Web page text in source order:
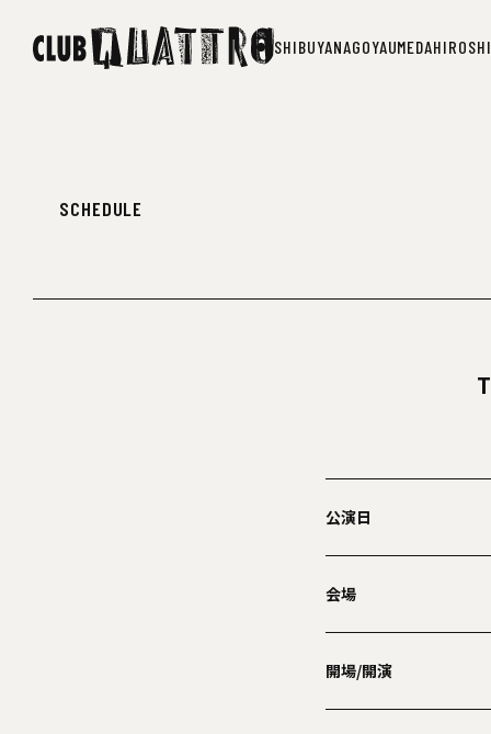
SHIBUYANAGOYAUMEDA
SCHEDULE
公演日
会場
開場/開演